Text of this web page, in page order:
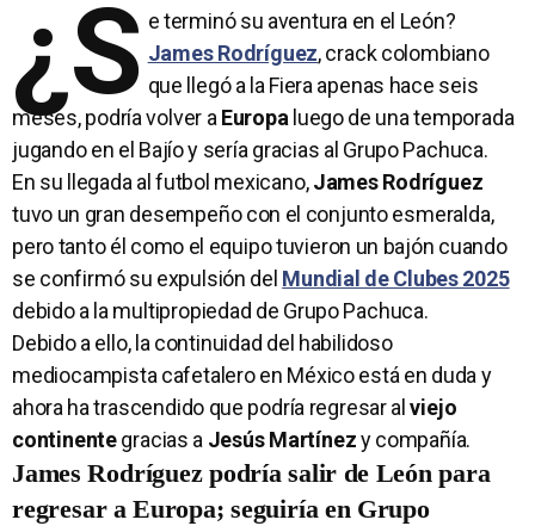
¿S e terminó su aventura en el León?
James Rodríguez, crack colombiano
que llegó a la Fiera apenas hace seis
meses, podría volver aEuropaluego de una temporada
jugando en el Bajío y sería gracias al Grupo Pachuca.
En su llegada al futbol mexicano,James Rodríguez
tuvo un gran desempeño con el conjunto esmeralda,
pero tanto él como el equipo tuvieron un bajón cuando
se confirmó su expulsión del Mundial de Clubes 2025
debido a la multipropiedad de Grupo Pachuca.
Debido a ello, la continuidad del habilidoso
mediocampista cafetalero en México está en duda y
ahora ha trascendido que podría regresar alviejo
continentegracias a Jesús Martínezy compañía.
James Rodríguez podría salir de León para
regresar a Europa; seguiría en Grupo